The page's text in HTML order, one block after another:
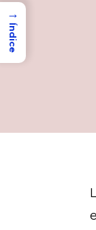
→
Índice